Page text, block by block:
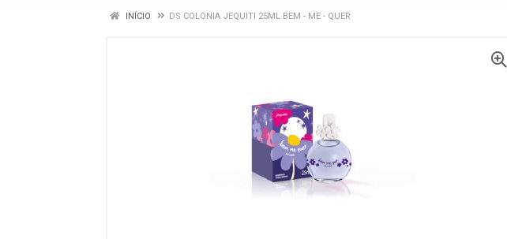
INÍCIO DS COLONIA JEQUITI 25ML BEM - ME - QUER